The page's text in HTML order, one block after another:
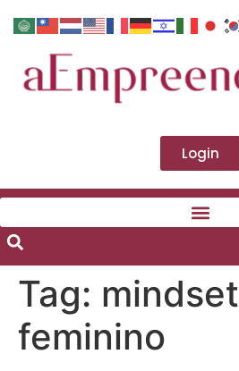
Login
Tag: mindset
feminino